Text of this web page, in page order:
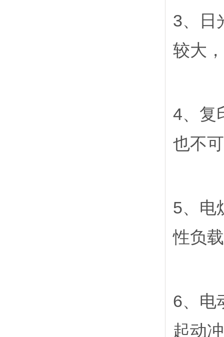
3、日
较大
4、复
也不
5、电
性负
6、电
起动